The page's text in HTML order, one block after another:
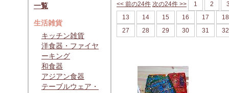
一覧
生活雑貨
キッチン雑貨
洋食器・ファイヤ
ーキング
和食器
アジアン食器
テーブルウェア・
<< 前の24件 次の24件 >> 1 2
13
14 15 16 17
18
27
28 29 30 31 32